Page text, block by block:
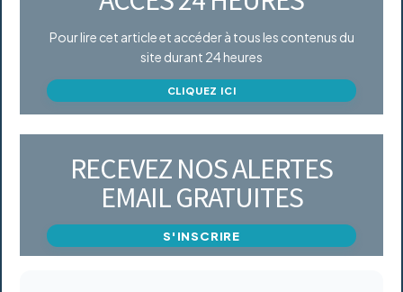
Pour lire cet article et accéder à tous les contenus du
site durant 24 heures
CLIQUEZ ICI
RECEVEZ NOS ALERTES
EMAIL GRATUITES
S'INSCRIRE